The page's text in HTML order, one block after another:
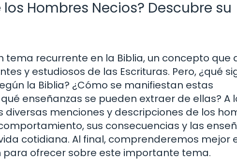
Hombres Necios? Descubre su
tema recurrente en la Biblia, un concepto que
y estudiosos de las Escrituras. Pero, ¿qué
la Biblia? ¿Cómo se manifiestan estas
enseñanzas se pueden extraer de ellas? A
menciones y descripciones de los
sus consecuencias y las
cotidiana. Al final, comprenderemos mejor
para ofrecer sobre este importante tema.